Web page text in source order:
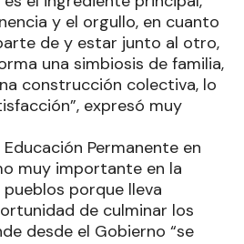
y el orgullo, en cuanto
de y estar junto al otro,
una simbiosis de familia,
construcción colectiva, lo
expresó muy
Permanente en
muy importante en la
porque lleva
de culminar los
desde el Gobierno “se